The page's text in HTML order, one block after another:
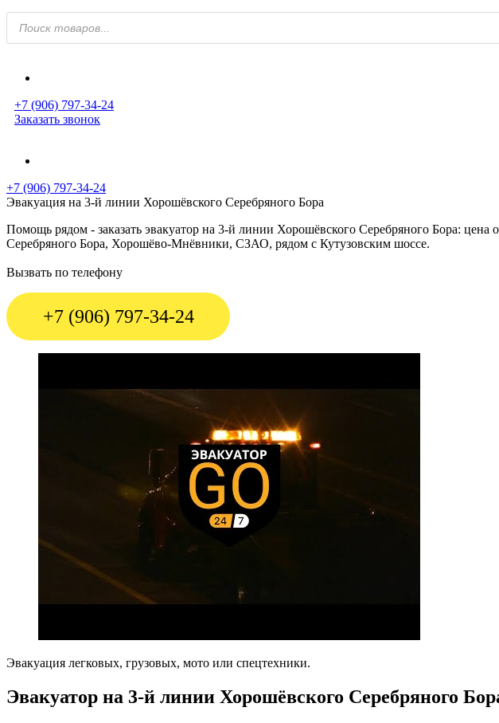
Поиск
товаров
+7 (906) 797-34-24
Заказать звонок
+7 (906) 797-34-24
Эвакуация на 3-й линии Хорошёвского Серебряного Бора
Помощь рядом - заказать эвакуатор на 3-й линии Хорошёвского Серебряного Бора:
Серебряного Бора, Хорошёво-Мнёвники, СЗАО, рядом с Кутузовским шоссе.
Вызвать по телефону
+7 (906) 797-34-24
Эвакуация легковых, грузовых, мото или спецтехники.
Эвакуатор на 3-й линии Хорошёвского Серебряного